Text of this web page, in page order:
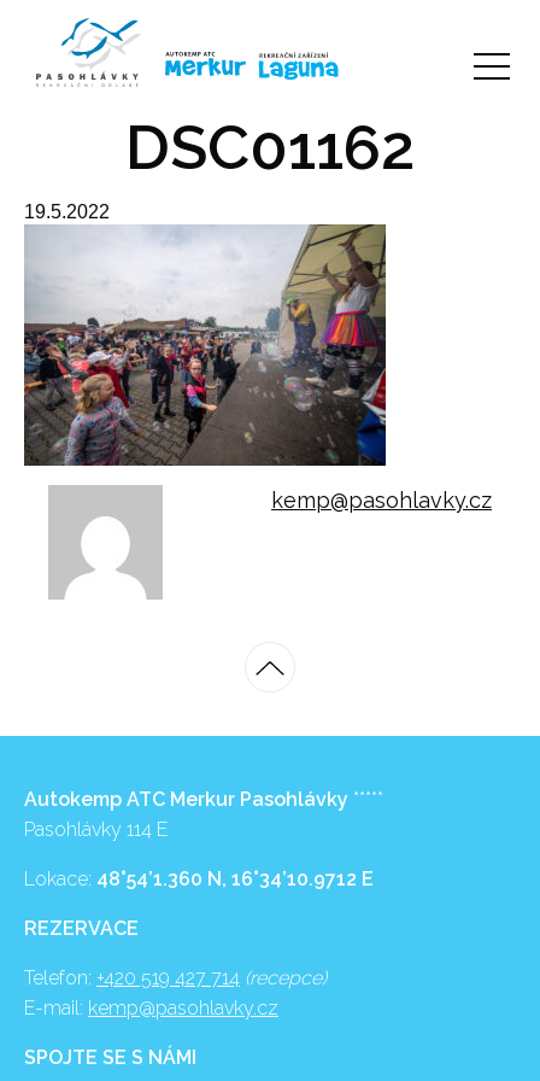
DSC01162
19.5.2022
kemp@pasohlavky.cz
Autokemp ATC Merkur Pasohlávky *****
Pasohlávky 114 E
Lokace: 48°54’1.360 N, 16°34’10.9712 E
REZERVACE
Telefon: +420 519 427 714 (recepce)
E-mail: kemp@pasohlavky.cz
SPOJTE SE S NÁMI